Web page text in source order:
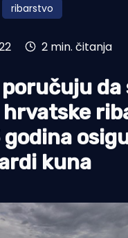
ribarstvo
2 min. čitanja
poručuju da
kuna